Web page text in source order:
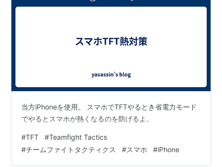
当方iPhoneを使用。 スマホでTFTやるとき省電力モード
でやるとスマホが熱くなるのを防げるよ。
#TFT #Teamfight Tactics
#チームファイトタクティクス #スマホ #iPhone